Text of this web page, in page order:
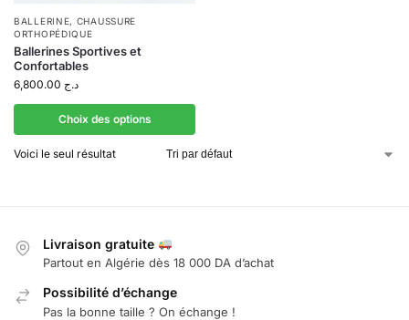
BALLERINE, CHAUSSURE
ORTHOPÉDIQUE
Ballerines Sportives et
Confortables
د.ج
Choix des options
Voici le seul résultat
Livraison gratuite
Partout en Algérie dès 18 000 DA d’achat
Possibilité d’échange
Pas la bonne taille ? On échange !